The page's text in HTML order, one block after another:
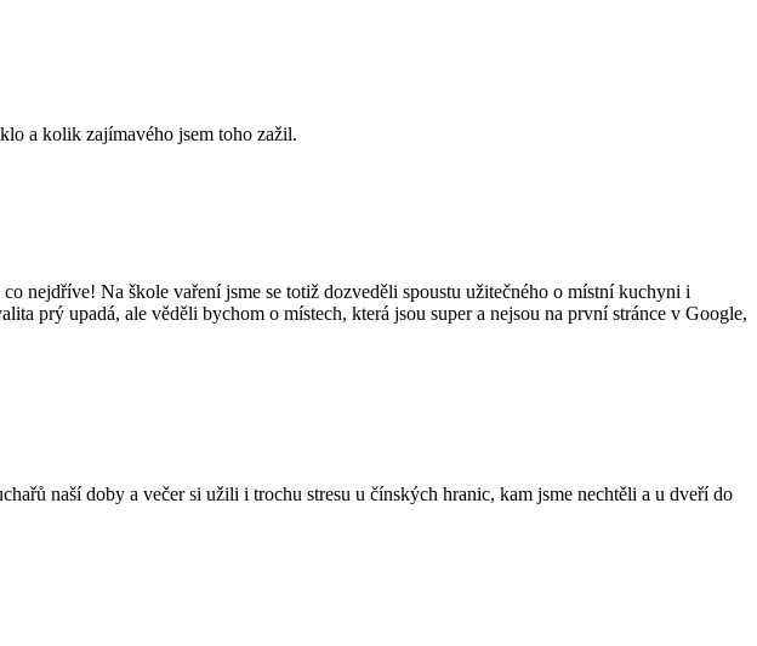
a kolik zajímavého jsem toho zažil.
nejdříve! Na škole vaření jsme se totiž dozveděli spoustu užitečného o místní kuchyni i
prý upadá, ale věděli bychom o místech, která jsou super a nejsou na první stránce v Google,
naší doby a večer si užili i trochu stresu u čínských hranic, kam jsme nechtěli a u dveří do